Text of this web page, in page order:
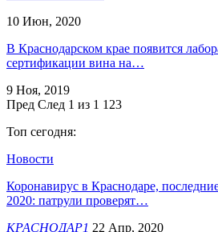
10 Июн, 2020
В Краснодарском крае появится
сертификации вина на…
9 Ноя, 2019
Пред След 1 из 1 123
Топ сегодня:
Новости
Коронавирус в Краснодаре,
2020: патрули проверят…
КРАСНОДАР1 22 Апр, 2020